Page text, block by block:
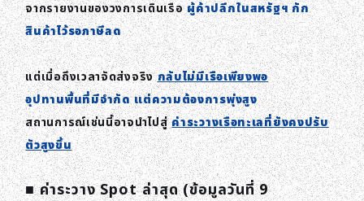
จากรายงานของวงการเดินเรือผู้ค้าปลีกในสหรัฐฯ กัก
สินค้าไว้รอภาษีลด
แต่เมื่อถึงเวลาจัดส่งจริงกลับไม่มีเรือเพียงพอ
อุปทานพื้นที่มีจำกัด แต่ความต้องการพุ่งสูง
สถานการณ์เช่นนี้อาจนำไปสู่ค่าระวางเรือทะเลที่ยังคงปรับ
ตัวสูงขึ้น
■ ค่าระวาง Spot ล่าสุด (ข้อมูลวันที่ 9